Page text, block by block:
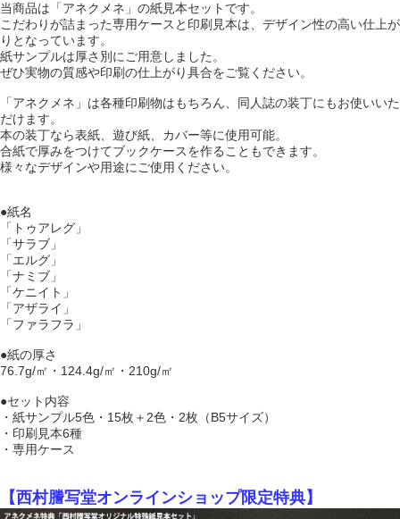
当商品は「アネクメネ」の紙見本セットです。
こだわりが詰まった専用ケースと印刷見本は、デザイン性の高い仕上が
りとなっています。
紙サンプルは厚さ別にご用意しました。
ぜひ実物の質感や印刷の仕上がり具合をご覧ください。
「アネクメネ」は各種印刷物はもちろん、同人誌の装丁にもお使いいた
だけます。
本の装丁なら表紙、遊び紙、カバー等に使用可能。
合紙で厚みをつけてブックケースを作ることもできます。
様々なデザインや用途にご使用ください。
●紙名
「トゥアレグ」
「サラブ」
「エルグ」
「ナミブ」
「ケニイト」
「アザライ」
「ファラフラ」
●紙の厚さ
76.7g/㎡・124.4g/㎡・210g/㎡
●セット内容
・紙サンプル5色・15枚＋2色・2枚（B5サイズ）
・印刷見本6種
・専用ケース
【西村謄写堂オンラインショップ限定特典】